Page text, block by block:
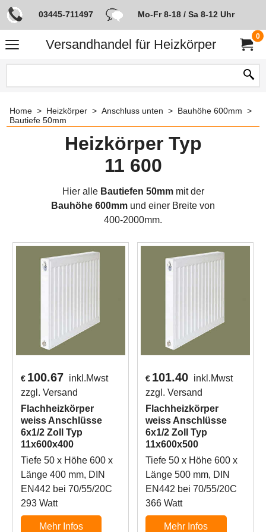
03445-711497 Mo-Fr 8-18 / Sa 8-12 Uhr
Versandhandel für Heizkörper
0
Home > Heizkörper > Anschluss unten > Bauhöhe 600mm >
Bautiefe 50mm
Heizkörper Typ
11 600
Hier alle Bautiefen 50mmmit der
Bauhöhe 600mm und einer Breite von
400-2000mm.
€ 100.67 inkl.Mwst
zzgl. Versand
Flachheizkörper
weiss Anschlüsse
6x1/2 Zoll Typ
11x600x400
Tiefe 50 x Höhe 600 x
Länge 400 mm, DIN
EN442 bei 70/55/20C
293 Watt
Mehr Infos
€ 101.40 inkl.Mwst
zzgl. Versand
Flachheizkörper
weiss Anschlüsse
6x1/2 Zoll Typ
11x600x500
Tiefe 50 x Höhe 600 x
Länge 500 mm, DIN
EN442 bei 70/55/20C
366 Watt
Mehr Infos